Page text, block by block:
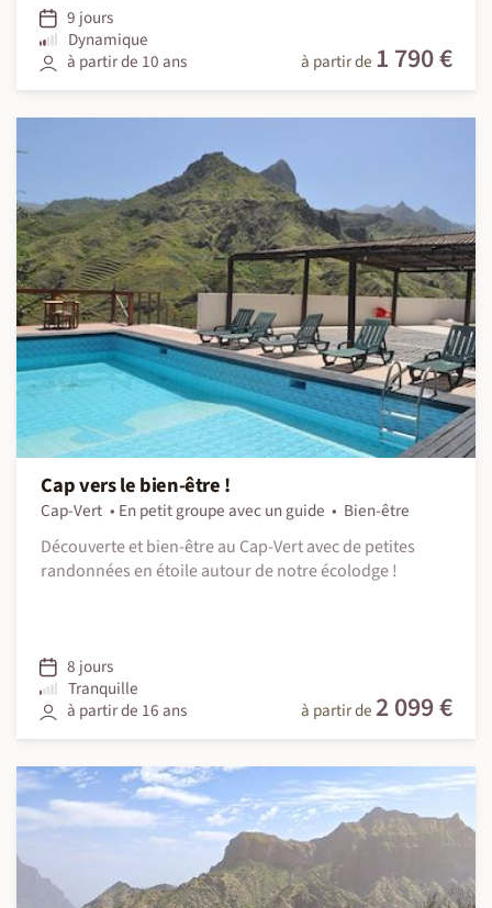
9 jours
Dynamique
à partir de 10 ans
à partir de 1 790 €
Cap vers le bien-être !
Cap-Vert En petit groupe avec un guide
Bien-être
Découverte et bien-être au Cap-Vert avec de petites
randonnées en étoile autour de notre écolodge !
8 jours
Tranquille
à partir de 16 ans
à partir de 2 099 €